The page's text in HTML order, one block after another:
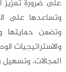
على ضرورة تعزيز
وتساعدها على
وتضمن حمايتها
والاستراتيجيات
المجالات،